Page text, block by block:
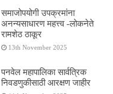
समाजोपयोगी उपक्रमांना
अनन्यसाधारण महत्त्व -लोकनेते
रामशेठ ठाकूर
13th November 2025
पनवेल महापालिका सार्वत्रिक
निवडणुकीसाठी आरक्षण जाहीर